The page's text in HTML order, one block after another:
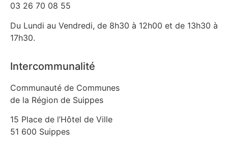
03 26 70 08 55
Du Lundi au Vendredi, de 8h30 à 12h00 et de 13h30 à
17h30.
Intercommunalité
Communauté de Communes
de la Région de Suippes
15 Place de l’Hôtel de Ville
51 600 Suippes